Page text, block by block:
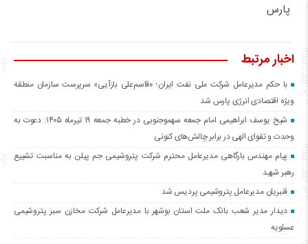
پارس
اخبار مرتبط
با حکم مدیرعامل شرکت ملی نفت ایران؛ «قاسم‌علی بازآیی» سرپرست سازمان منطقه
ویژه اقتصادی انرژی پارس شد
شیخ یوسف ابراهیمی امام جمعه سهموجنوبی در خطبه جمعه ۱۹ تیرماه ۱۴۰۵: دعوت به
وحدت و تقوای الهی در برابر چالش‌های کنونی
پیام‌ مهندس بارگاهی مدیرعامل محترم شرکت پتروشیمی جم پیلن به مناسبت تشییع
رهبر شهید
قنبریان مدیرعامل پتروشیمی پردیس شد
دیدار مدیر شعب بانک ملت استان بوشهر با مدیرعامل شرکت مخازن سبز پتروشیمی
عسلویه